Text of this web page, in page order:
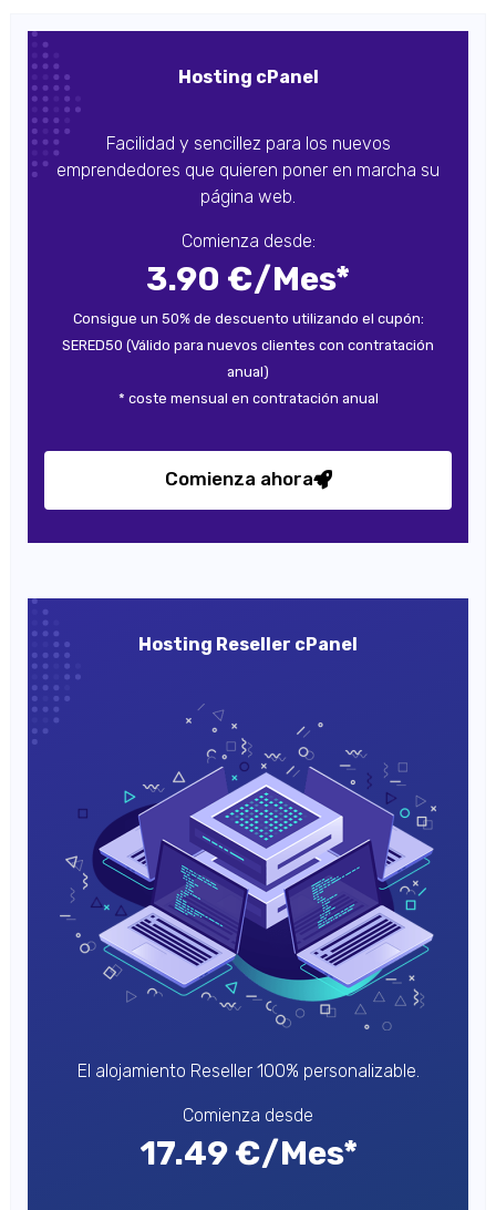
Hosting cPanel
Facilidad y sencillez para los nuevos
emprendedores que quieren poner en marcha su
página web.
Comienza desde:
3.90 €/Mes*
Consigue un 50% de descuento utilizando el cupón:
SERED50 (Válido para nuevos clientes con contratación
anual)
* coste mensual en contratación anual
Comienza ahora
Hosting Reseller cPanel
El alojamiento Reseller 100% personalizable.
Comienza desde
17.49 €/Mes*